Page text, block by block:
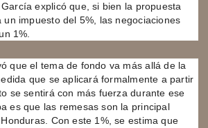
explicó que, si bien la propuesta
un impuesto del 5%, las negociaciones
1%.
que el tema de fondo va más allá de la
que se aplicará formalmente a partir
se sentirá con más fuerza durante ese
es que las remesas son la principal
Con este 1%, se estima que